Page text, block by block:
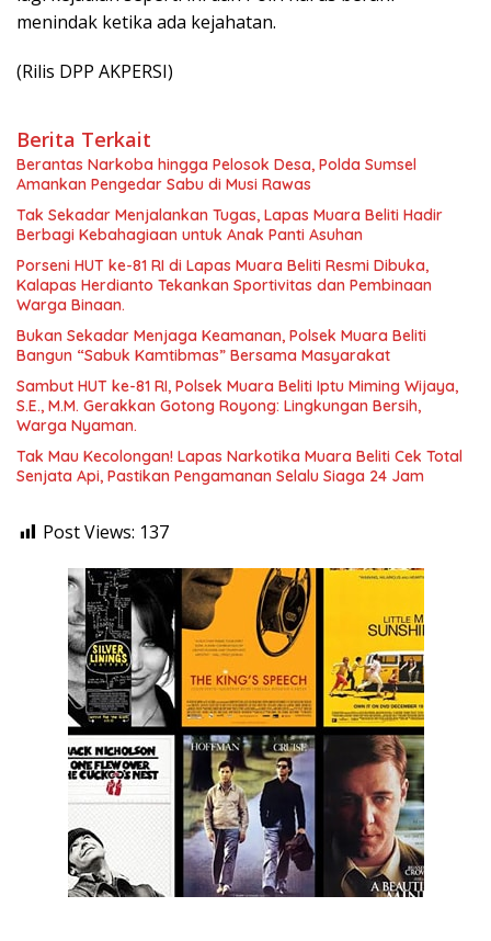
menindak ketika ada kejahatan.
(Rilis DPP AKPERSI)
Berita Terkait
Berantas Narkoba hingga Pelosok Desa, Polda Sumsel
Amankan Pengedar Sabu di Musi Rawas
Tak Sekadar Menjalankan Tugas, Lapas Muara Beliti Hadir
Berbagi Kebahagiaan untuk Anak Panti Asuhan
Porseni HUT ke-81 RI di Lapas Muara Beliti Resmi Dibuka,
Kalapas Herdianto Tekankan Sportivitas dan Pembinaan
Warga Binaan.
Bukan Sekadar Menjaga Keamanan, Polsek Muara Beliti
Bangun “Sabuk Kamtibmas” Bersama Masyarakat
Sambut HUT ke-81 RI, Polsek Muara Beliti Iptu Miming Wijaya,
S.E., M.M. Gerakkan Gotong Royong: Lingkungan Bersih,
Warga Nyaman.
Tak Mau Kecolongan! Lapas Narkotika Muara Beliti Cek Total
Senjata Api, Pastikan Pengamanan Selalu Siaga 24 Jam
Post Views: 137